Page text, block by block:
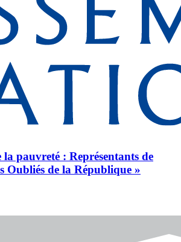
pauvreté : Représentants de
Oubliés de la République »